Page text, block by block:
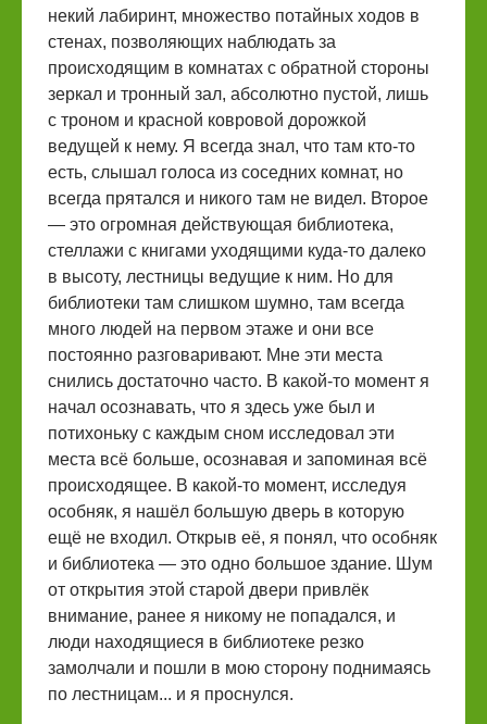
некий лабиринт, множество потайных ходов в
стенах, позволяющих наблюдать за
происходящим в комнатах с обратной стороны
зеркал и тронный зал, абсолютно пустой, лишь
с троном и красной ковровой дорожкой
ведущей к нему. Я всегда знал, что там кто-то
есть, слышал голоса из соседних комнат, но
всегда прятался и никого там не видел. Второе
— это огромная действующая библиотека,
стеллажи с книгами уходящими куда-то далеко
в высоту, лестницы ведущие к ним. Но для
библиотеки там слишком шумно, там всегда
много людей на первом этаже и они все
постоянно разговаривают. Мне эти места
снились достаточно часто. В какой-то момент я
начал осознавать, что я здесь уже был и
потихоньку с каждым сном исследовал эти
места всё больше, осознавая и запоминая всё
происходящее. В какой-то момент, исследуя
особняк, я нашёл большую дверь в которую
ещё не входил. Открыв её, я понял, что особняк
и библиотека — это одно большое здание. Шум
от открытия этой старой двери привлёк
внимание, ранее я никому не попадался, и
люди находящиеся в библиотеке резко
замолчали и пошли в мою сторону поднимаясь
по лестницам... и я проснулся.